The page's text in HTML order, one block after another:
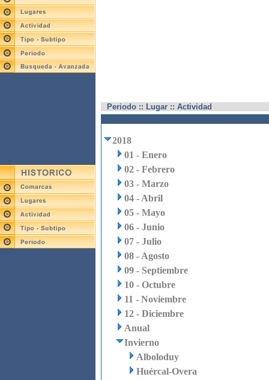
Periodo :: Lugar :: Actividad
2018
01 - Enero
02 - Febrero
03 - Marzo
04 - Abril
05 - Mayo
06 - Junio
07 - Julio
08 - Agosto
09 - Septiembre
10 - Octubre
11 - Noviembre
12 - Diciembre
Anual
Invierno
Alboloduy
Huércal-Overa